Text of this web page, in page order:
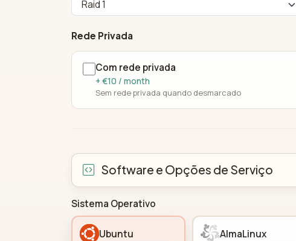
Rede Privada
Com rede privada
+ €10 / month
Sem rede privada quando desmarcado
Software e Opções de Serviço
Sistema Operativo
Ubuntu AlmaLinux